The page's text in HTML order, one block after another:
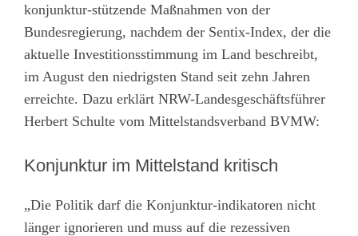
konjunktur-stützende Maßnahmen von der
Bundesregierung, nachdem der Sentix-Index, der die
aktuelle Investitionsstimmung im Land beschreibt,
im August den niedrigsten Stand seit zehn Jahren
erreichte. Dazu erklärt NRW-Landesgeschäftsführer
Herbert Schulte vom Mittelstandsverband BVMW:
Konjunktur im Mittelstand kritisch
„Die Politik darf die Konjunktur-indikatoren nicht
länger ignorieren und muss auf die rezessiven